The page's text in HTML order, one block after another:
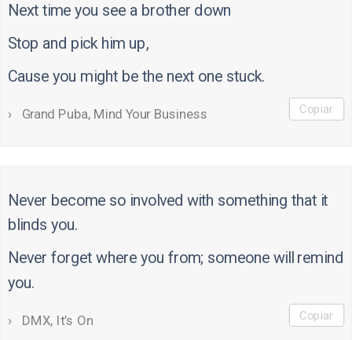
Next time you see a brother down
Stop and pick him up,
Cause you might be the next one stuck.
Grand Puba, Mind Your Business Copiar
Never become so involved with something that it
blinds you.
Never forget where you from; someone will remind
you.
DMX, It’s On Copiar